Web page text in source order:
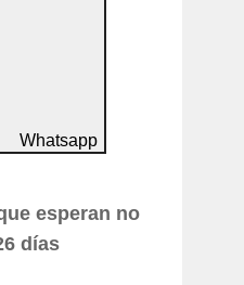
Whatsapp
esperan no
días